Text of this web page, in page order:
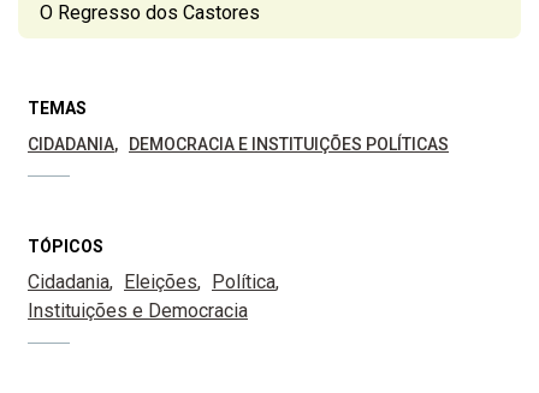
O Regresso dos Castores
TEMAS
CIDADANIA
DEMOCRACIA E INSTITUIÇÕES POLÍTICAS
TÓPICOS
Cidadania Eleições
Política
Instituições e Democracia